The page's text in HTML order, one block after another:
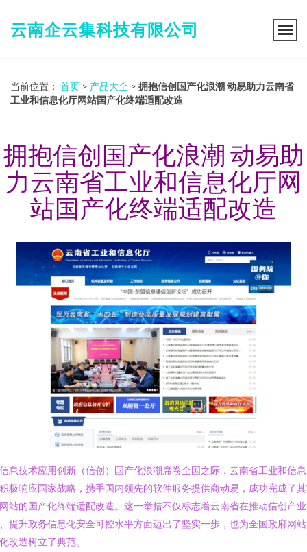
云南企云集科技有限公司
当前位置： 首页 > 产品大全 > 拥抱信创国产化浪潮 动易助力云南省
工业和信息化厅网站国产化终端适配改造
拥抱信创国产化浪潮 动易助
力云南省工业和信息化厅网
站国产化终端适配改造
息技术应用创新（信创）国产化浪潮席卷全国之际，云南省工业和信
极响应国家战略，携手国内领先的软件服务提供商动易，成功完成了
站的国产化终端适配改造。这一举措不仅标志着云南省在推动信创产
提升政务信息化安全可控水平方面迈出了坚实一步，也为全国政府网
改造树立了典范。